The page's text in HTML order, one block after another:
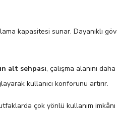
kapasitesi sunar. Dayanıklı
alt sehpası, çalışma alanını
kullanıcı konforunu artırır.
çok yönlü kullanım